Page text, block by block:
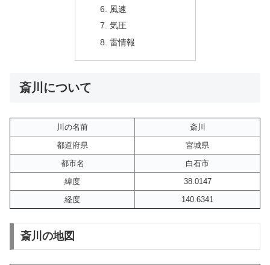
風速
気圧
雷情報
斎川について
川の名前
斎川
都道府県
宮城県
都市名
白石市
緯度
38.0147
経度
140.6341
斎川の地図